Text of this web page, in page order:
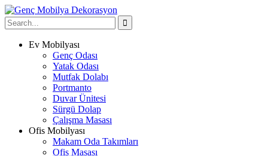
Ev Mobilyası
Genç Odası
Yatak Odası
Mutfak Dolabı
Portmanto
Duvar Ünitesi
Sürgü Dolap
Çalışma Masası
Ofis Mobilyası
Makam Oda Takımları
Ofis Masası